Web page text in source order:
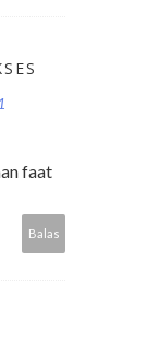
faat
Balas